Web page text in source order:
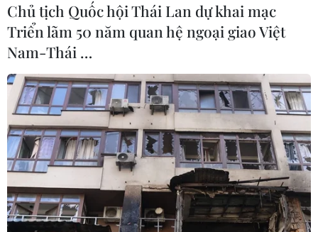
Trận động đất ở miền Đông Bắc Nhật Bản là trận động đất thứ
hai trong hai ngày qua tại Nhật Bản. (Nguồn: Yahoo)
Sáng 19/9, một trận động đất có độ lớn ban đầu
là 5,5 đã làm rung chuyển một khu vực rộng lớn
ở miền Đông Bắc nước này.
Tuy nhiên, trận động đất này không tiềm ẩn
nguy cơ xảy ra sóng thần.
Chủ tịch Quốc hội Thái Lan dự khai mạc
Triển lãm 50 năm quan hệ ngoại giao Việt
Nam-Thái …